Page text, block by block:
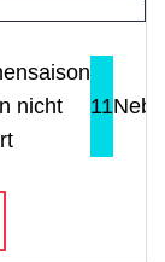
nicht
11